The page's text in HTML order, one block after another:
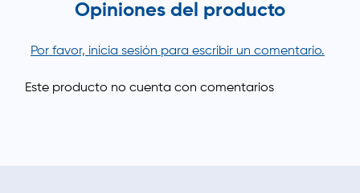
Opiniones del producto
Por favor, inicia sesión para escribir un comentario.